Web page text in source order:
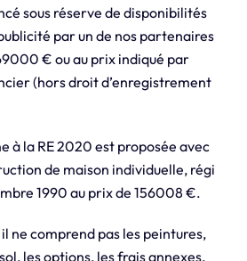
sous réserve de disponibilités
par un de nos partenaires
€ ou au prix indiqué par
(hors droit d’enregistrement
à la RE 2020 est proposée avec
de maison individuelle, régi
1990 au prix de 156008 €.
ne comprend pas les peintures,
les options, les frais annexes,